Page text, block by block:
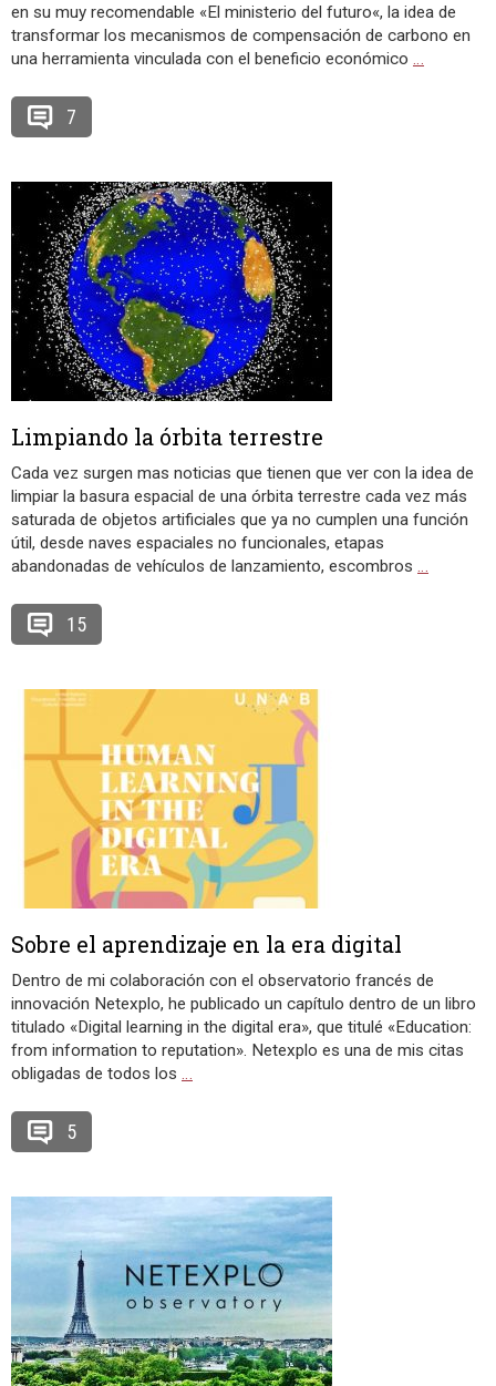
en su muy recomendable «El ministerio del futuro«, la idea de
transformar los mecanismos de compensación de carbono en
una herramienta vinculada con el beneficio económico …
7
Limpiando la órbita terrestre
Cada vez surgen mas noticias que tienen que ver con la idea de
limpiar la basura espacial de una órbita terrestre cada vez más
saturada de objetos artificiales que ya no cumplen una función
útil, desde naves espaciales no funcionales, etapas
abandonadas de vehículos de lanzamiento, escombros …
15
Sobre el aprendizaje en la era digital
Dentro de mi colaboración con el observatorio francés de
innovación Netexplo, he publicado un capítulo dentro de un libro
titulado «Digital learning in the digital era», que titulé «Education:
from information to reputation». Netexplo es una de mis citas
obligadas de todos los …
5